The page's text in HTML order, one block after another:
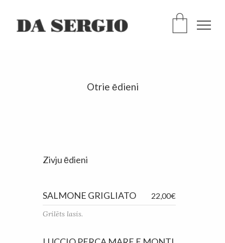
Otrie ēdieni
Zivju ēdieni
SALMONE GRIGLIATO 22,00€
Grilēts lasis.